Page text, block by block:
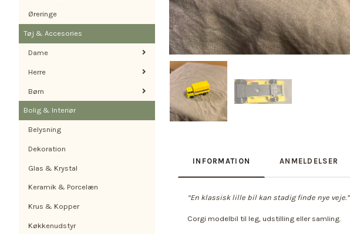
Øreringe
Tøj & Accesories
Dame
Herre
Børn
Bolig & Interiør
Belysning
Dekoration
Glas & Krystal
Keramik & Porcelæn
Krus & Kopper
Køkkenudstyr
INFORMATION ANMELDELSER
“En klassisk lille bil kan stadig finde nye veje.”
Corgi modelbil til leg, udstilling eller samling.